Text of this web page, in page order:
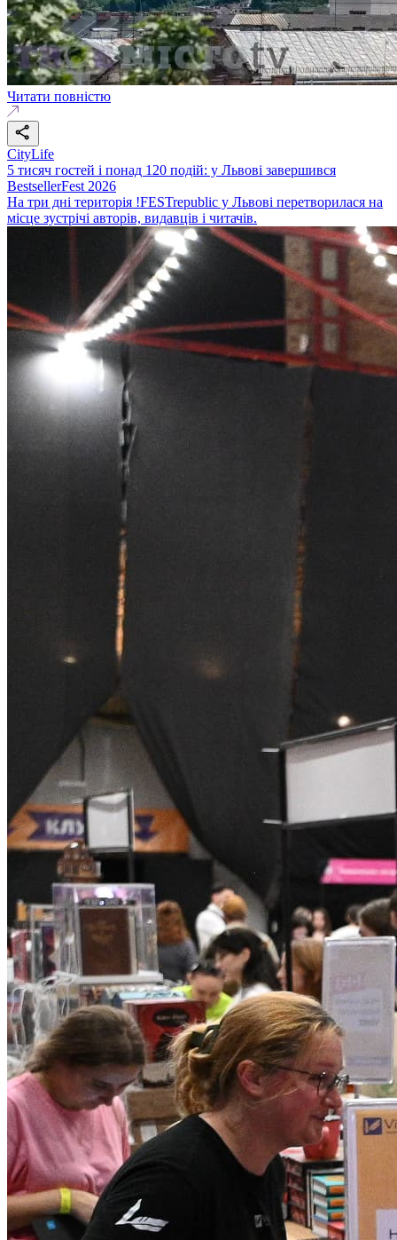
Читати повністю
CityLife
5 тисяч гостей і понад 120 подій: у Львові завершився
BestsellerFest 2026
На три дні територія !FESTrepublic у Львові перетворилася на
місце зустрічі авторів, видавців і читачів.